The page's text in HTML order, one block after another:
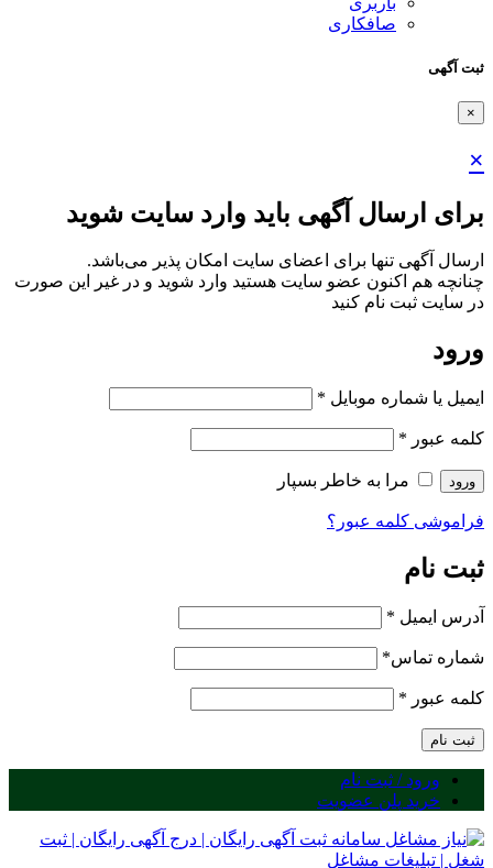
صافکاری
ثبت آگهی
×
×
برای ارسال آگهی باید وارد سایت شوید
ارسال آگهی تنها برای اعضای سایت امکان پذیر می‌باشد.
چنانچه هم‌ اکنون عضو سایت هستید وارد شوید و در غیر این صورت
در سایت ثبت نام کنید
ورود
ایمیل یا شماره موبایل *
کلمه عبور *
ورود مرا به خاطر بسپار
فراموشی کلمه عبور؟
ثبت نام
آدرس ایمیل *
شماره تماس*
کلمه عبور *
ثبت نام
ورود / ثبت نام
خرید پلن عضویت